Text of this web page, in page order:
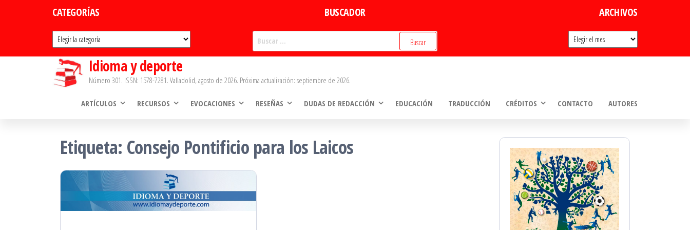
CATEGORÍAS
Categorías
BUSCADOR ARCHIVOS
Archivos
Idioma y deporte
Número 301. ISSN: 1578-7281. Valladolid, agosto de 2026. Próxima actualización: septiembre de 2026.
ARTÍCULOS RECURSOS EVOCACIONES RESEÑAS DUDAS DE REDACCIÓN EDUCACIÓN TRADUCCIÓN CRÉDITOS CONTACTO AUTORES
Etiqueta: Consejo Pontificio para los Laicos